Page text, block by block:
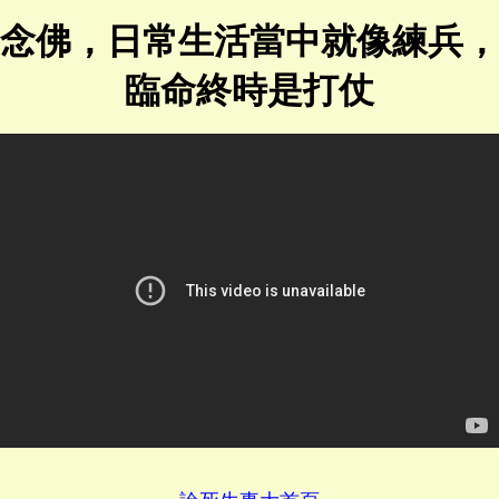
念佛，日常生活當中就像練兵，
臨命終時是打仗